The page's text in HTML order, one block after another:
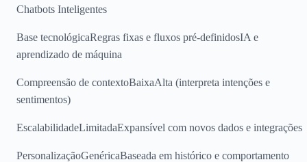
Chatbots Inteligentes
Base tecnológicaRegras fixas e fluxos pré-definidosIA e
aprendizado de máquina
Compreensão de contextoBaixaAlta (interpreta intenções e
sentimentos)
EscalabilidadeLimitadaExpansível com novos dados e integrações
PersonalizaçãoGenéricaBaseada em histórico e comportamento